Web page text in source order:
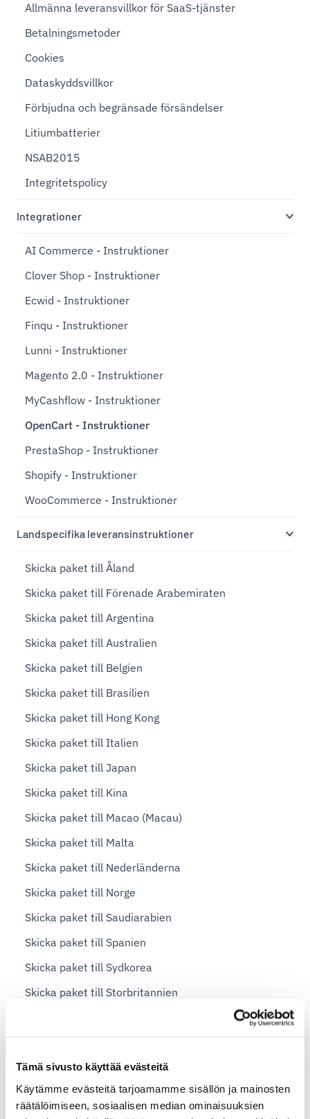
Tämä sivusto käyttää evästeitä
Käytämme evästeitä tarjoamamme sisällön ja mainosten
räätälöimiseen, sosiaalisen median ominaisuuksien
Allmänna leveransvillkor för SaaS-tjänster
Betalningsmetoder
Cookies
Dataskyddsvillkor
Förbjudna och begränsade försändelser
Litiumbatterier
NSAB2015
Integritetspolicy
Integrationer
AI Commerce - Instruktioner
Clover Shop - Instruktioner
Ecwid - Instruktioner
Finqu - Instruktioner
Lunni - Instruktioner
Magento 2.0 - Instruktioner
MyCashflow - Instruktioner
OpenCart - Instruktioner
PrestaShop - Instruktioner
Shopify - Instruktioner
WooCommerce - Instruktioner
Landspecifika leveransinstruktioner
Skicka paket till Åland
Skicka paket till Förenade Arabemiraten
Skicka paket till Argentina
Skicka paket till Australien
Skicka paket till Belgien
Skicka paket till Brasilien
Skicka paket till Hong Kong
Skicka paket till Italien
Skicka paket till Japan
Skicka paket till Kina
Skicka paket till Macao (Macau)
Skicka paket till Malta
Skicka paket till Nederländerna
Skicka paket till Norge
Skicka paket till Saudiarabien
Skicka paket till Spanien
Skicka paket till Sydkorea
Skicka paket till Storbritannien
Skicka paket till Vietnam
Skicka paket till USA